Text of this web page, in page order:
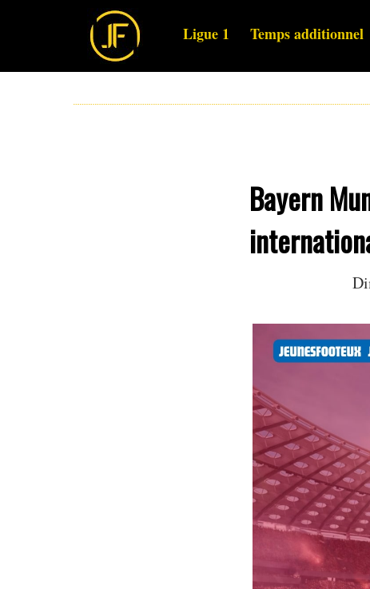
Ligue 1 Temps additionnel
Bayern